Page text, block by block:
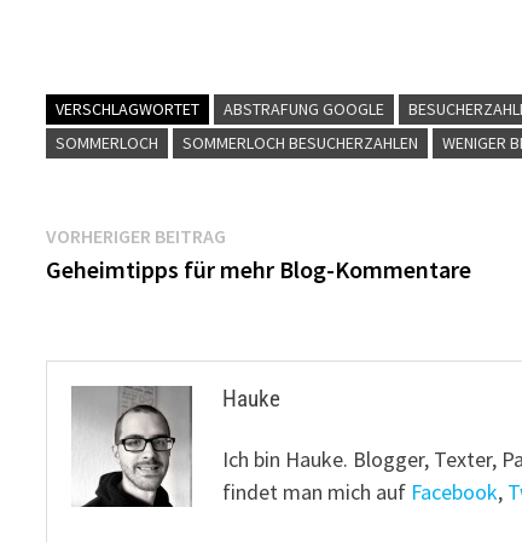
VERSCHLAGWORTET ABSTRAFUNG GOOGLE
SOMMERLOCH
SOMMERLOCH BESUCHERZAHLEN WENIGER
Beitragsnavigation
VORHERIGER BEITRAG
Beitrag:
Geheimtipps für mehr Blog-Kommentare
Hauke
Ich bin Hauke. Blogger, Texter,
findet man mich auf Facebook,